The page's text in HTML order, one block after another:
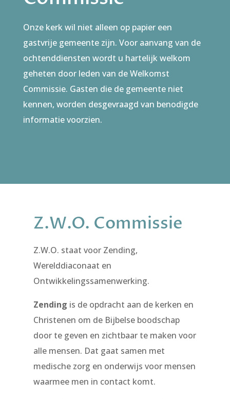
Onze kerk wil niet alleen op papier een
gastvrije gemeente zijn. Voor aanvang van de
ochtenddiensten wordt u hartelijk welkom
geheten door leden van de Welkomst
Commissie. Gasten die de gemeente niet
kennen, worden desgevraagd van benodigde
informatie voorzien.
Z.W.O. Commissie
Z.W.O. staat voor Zending,
Werelddiaconaat en
Ontwikkelingssamenwerking.
Zending is de opdracht aan de kerken en
Christenen om de Bijbelse boodschap
door te geven en zichtbaar te maken voor
alle mensen. Dat gaat samen met
medische zorg en onderwijs voor mensen
waarmee men in contact komt.